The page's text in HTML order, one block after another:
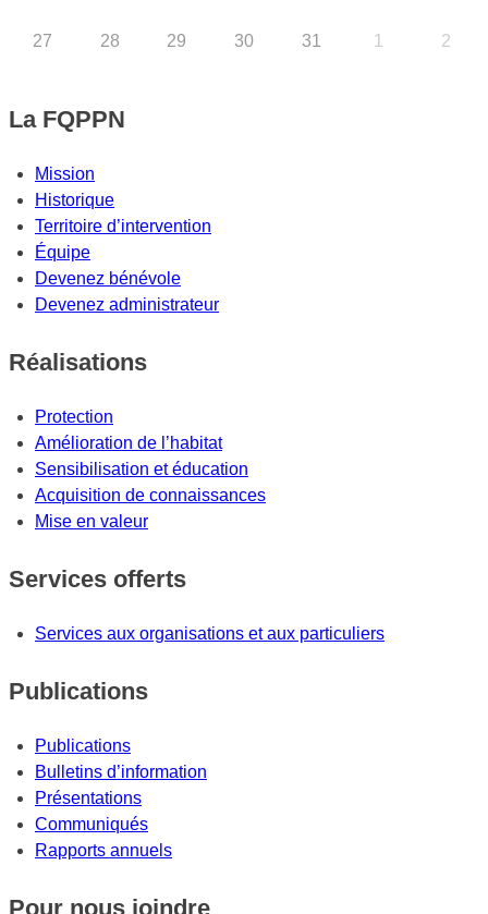
27 28 29 30 31 1 2
La FQPPN
Mission
Historique
Territoire d’intervention
Équipe
Devenez bénévole
Devenez administrateur
Réalisations
Protection
Amélioration de l’habitat
Sensibilisation et éducation
Acquisition de connaissances
Mise en valeur
Services offerts
Services aux organisations et aux particuliers
Publications
Publications
Bulletins d’information
Présentations
Communiqués
Rapports annuels
Pour nous joindre